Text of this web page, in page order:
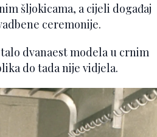
šljokicama, a cijeli događaj
ceremonije.
dvanaest modela u crnim
do tada nije vidjela.